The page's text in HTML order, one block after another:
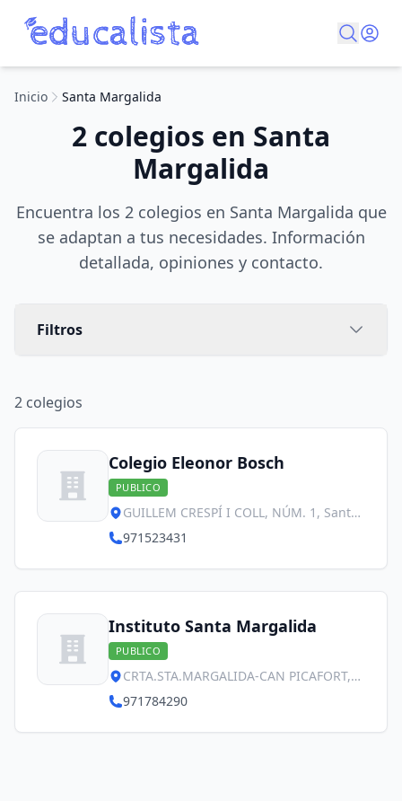
Inicio Santa Margalida
2 colegios en Santa
Margalida
Encuentra los 2 colegios en Santa Margalida que
se adaptan a tus necesidades. Información
detallada, opiniones y contacto.
Filtros
2 colegios
Colegio Eleonor Bosch
PUBLICO
GUILLEM CRESPÍ I COLL, NÚM. 1, Santa
Margalida
971523431
Instituto Santa Margalida
PUBLICO
CRTA.STA.MARGALIDA-CAN PICAFORT,
S/N , Santa Margalida
971784290